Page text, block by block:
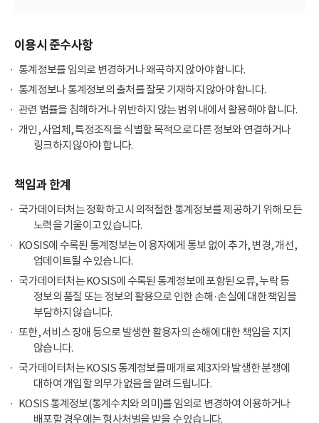
이용시 준수사항
통계정보를 임의로 변경하거나 왜곡하지 않아야 합니다.
통계정보나 통계정보의 출처를 잘못 기재하지 않아야 합니다.
관련 법률을 침해하거나 위반하지 않는 범위 내에서 활용해야 합니다.
개인, 사업체, 특정조직을 식별할 목적으로 다른 정보와 연결하거나
링크하지 않아야 합니다.
책임과 한계
국가데이터처는 정확하고 시의적절한 통계정보를 제공하기 위해 모든
노력을 기울이고 있습니다.
KOSIS에 수록된 통계정보는 이용자에게 통보 없이 추가, 변경, 개선,
업데이트될 수 있습니다.
국가데이터처는 KOSIS에 수록된 통계정보에 포함된 오류, 누락 등
정보의 품질 또는 정보의 활용으로 인한 손해·손실에 대한 책임을
부담하지 않습니다.
또한, 서비스 장애 등으로 발생한 활용자의 손해에 대한 책임을 지지
않습니다.
국가데이터처는 KOSIS 통계정보를 매개로 제3자와 발생한 분쟁에
대하여 개입할 의무가 없음을 알려드립니다.
KOSIS 통계정보(통계수치와 의미)를 임의로 변경하여 이용하거나
배포할 경우에는 형사처벌을 받을 수 있습니다.